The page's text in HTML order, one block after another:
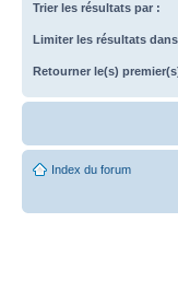
Trier les résultats par :
Limiter les résultats
Retourner le(s)
Index du forum